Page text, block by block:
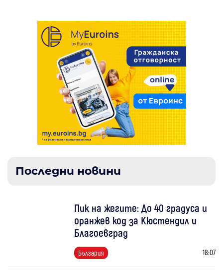
Последни новини
Пик на жегите: До 40 градуса и
оранжев код за Кюстендил и
Благоевград
България 18:07